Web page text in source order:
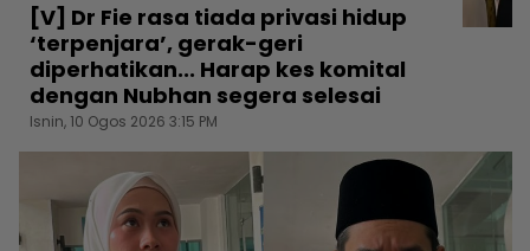
[V] Dr Fie rasa tiada privasi hidup
‘terpenjara’, gerak-geri
diperhatikan... Harap kes komital
dengan Nubhan segera selesai
Isnin, 10 Ogos 2026 3:15 PM